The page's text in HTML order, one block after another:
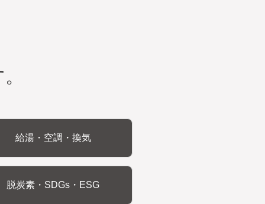
給湯・空調・換気
脱炭素・SDGs・ESG